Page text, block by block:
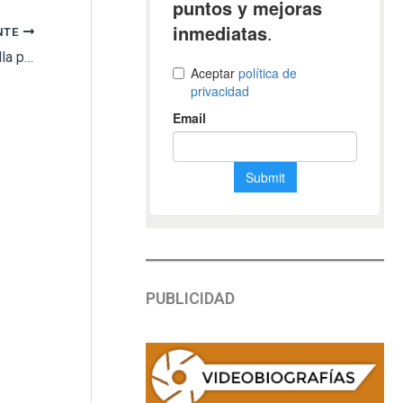
La comunidad Islámica se reúne en Saucedilla para exigir un cementerio musulmán en la región
PUBLICIDAD